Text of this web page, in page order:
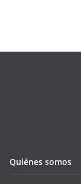
Quiénes somos